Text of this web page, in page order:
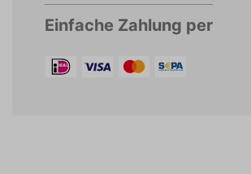
Einfache Zahlung per